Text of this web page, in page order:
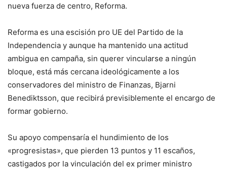
nueva fuerza de centro, Reforma.
Reforma es una escisión pro UE del Partido de la
Independencia y aunque ha mantenido una actitud
ambigua en campaña, sin querer vincularse a ningún
bloque, está más cercana ideológicamente a los
conservadores del ministro de Finanzas, Bjarni
Benediktsson, que recibirá previsiblemente el encargo de
formar gobierno.
Su apoyo compensaría el hundimiento de los
«progresistas», que pierden 13 puntos y 11 escaños,
castigados por la vinculación del ex primer ministro